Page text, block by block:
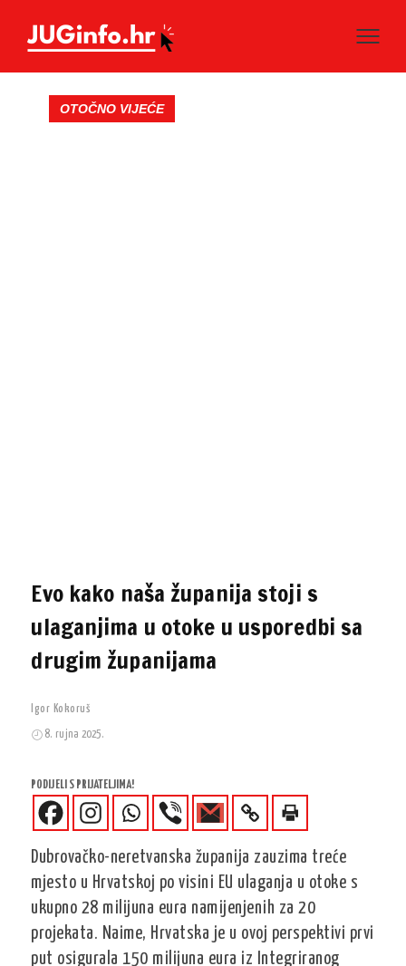
OTOČNO VIJEĆE
Evo kako naša županija stoji s
ulaganjima u otoke u usporedbi sa
drugim županijama
Igor Kokoruš
8. rujna 2025.
PODIJELI S PRIJATELJIMA!
Dubrovačko-neretvanska županija zauzima treće
mjesto u Hrvatskoj po visini EU ulaganja u otoke s
ukupno 28 milijuna eura namijenjenih za 20
projekata. Naime, Hrvatska je u ovoj perspektivi prvi
put osigurala 150 milijuna eura iz Integriranog